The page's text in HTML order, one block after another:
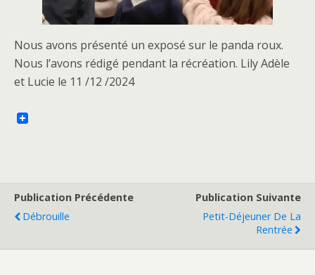
Nous avons présenté un exposé sur le panda roux.
Nous l’avons rédigé pendant la récréation. Lily Adèle
et Lucie le 11 /12 /2024
Publication Précédente
Débrouille
Publication Suivante
Petit-Déjeuner De La
Rentrée